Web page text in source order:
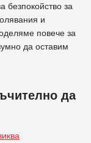
безпокойство за
и
повече за
да оставим
да